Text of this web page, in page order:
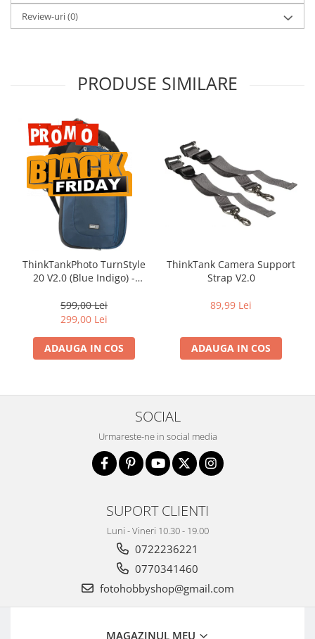
Review-uri(0)
PRODUSE SIMILARE
ThinkTankPhoto TurnStyle
20 V2.0 (Blue Indigo) -
bretea
599,00 Lei
299,00 Lei
ADAUGA IN COS
ThinkTank Camera Support
Strap V2.0
89,99 Lei
ADAUGA IN COS
SOCIAL
Urmareste-ne in social media
SUPORT CLIENTI
Luni - Vineri 10.30 - 19.00
0722236221
0770341460
fotohobbyshop@gmail.com
MAGAZINUL MEU